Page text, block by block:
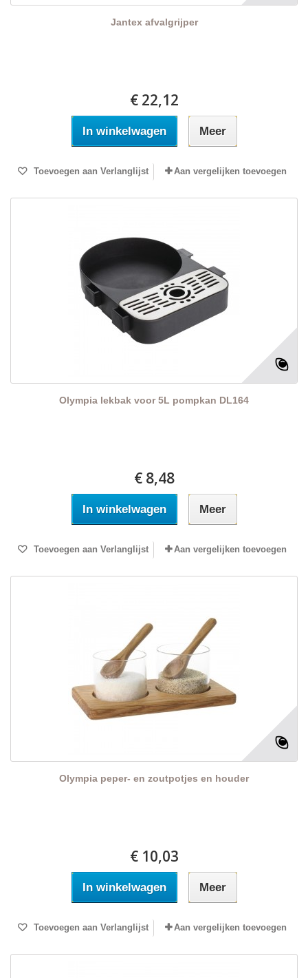
Jantex afvalgrijper
€ 22,12
In winkelwagen Meer
Toevoegen aan Verlanglijst Aan vergelijken toevoegen
Olympia lekbak voor 5L pompkan DL164
€ 8,48
In winkelwagen Meer
Toevoegen aan Verlanglijst Aan vergelijken toevoegen
Olympia peper- en zoutpotjes en houder
€ 10,03
In winkelwagen Meer
Toevoegen aan Verlanglijst Aan vergelijken toevoegen